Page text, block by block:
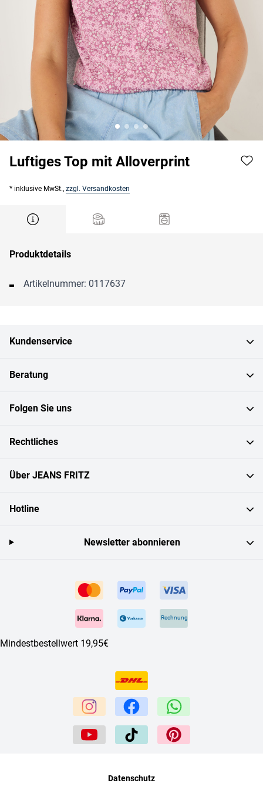
Luftiges Top mit Alloverprint
* inklusive MwSt., zzgl. Versandkosten
Produktdetails
Artikelnummer: 0117637
Kundenservice
Beratung
Folgen Sie uns
Rechtliches
Über JEANS FRITZ
Hotline
Rechnung
Mindestbestellwert 19,95€
Newsletter abonnieren
Datenschutz